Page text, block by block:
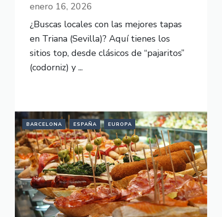
enero 16, 2026
¿Buscas locales con las mejores tapas
en Triana (Sevilla)? Aquí tienes los
sitios top, desde clásicos de “pajaritos”
(codorniz) y ...
BARCELONA ESPAÑA EUROPA